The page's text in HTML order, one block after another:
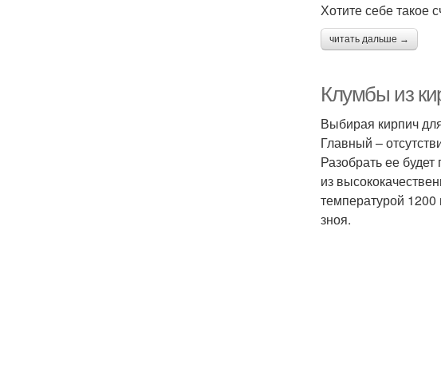
Хотите себе такое
читать дальше →
Клумбы из
Выбирая кирпич
Главный –
Разобрать ее
из
температурой 1200
зноя.